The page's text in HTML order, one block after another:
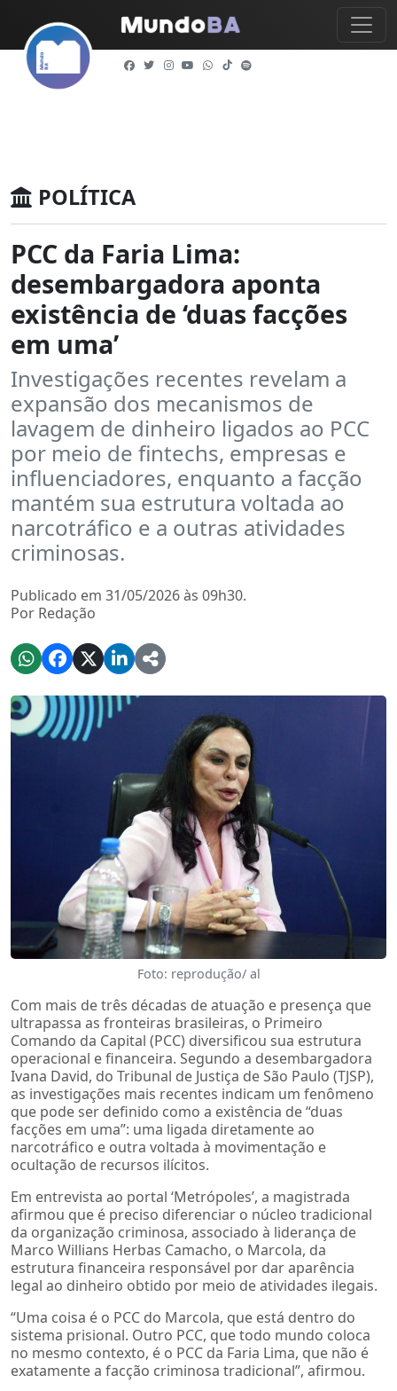
POLÍTICA
PCC da Faria Lima:
desembargadora aponta
existência de ‘duas facções
em uma’
Investigações recentes revelam a
expansão dos mecanismos de
lavagem de dinheiro ligados ao PCC
por meio de fintechs, empresas e
influenciadores, enquanto a facção
mantém sua estrutura voltada ao
narcotráfico e a outras atividades
criminosas.
Publicado em 31/05/2026 às 09h30.
Por Redação
Foto: reprodução/ al
Com mais de três décadas de atuação e presença que
ultrapassa as fronteiras brasileiras, o Primeiro
Comando da Capital (PCC) diversificou sua estrutura
operacional e financeira. Segundo a desembargadora
Ivana David, do Tribunal de Justiça de São Paulo (TJSP),
as investigações mais recentes indicam um fenômeno
que pode ser definido como a existência de “duas
facções em uma”: uma ligada diretamente ao
narcotráfico e outra voltada à movimentação e
ocultação de recursos ilícitos.
Em entrevista ao portal ‘Metrópoles’, a magistrada
afirmou que é preciso diferenciar o núcleo tradicional
da organização criminosa, associado à liderança de
Marco Willians Herbas Camacho, o Marcola, da
estrutura financeira responsável por dar aparência
legal ao dinheiro obtido por meio de atividades ilegais.
“Uma coisa é o PCC do Marcola, que está dentro do
sistema prisional. Outro PCC, que todo mundo coloca
no mesmo contexto, é o PCC da Faria Lima, que não é
exatamente a facção criminosa tradicional”, afirmou.